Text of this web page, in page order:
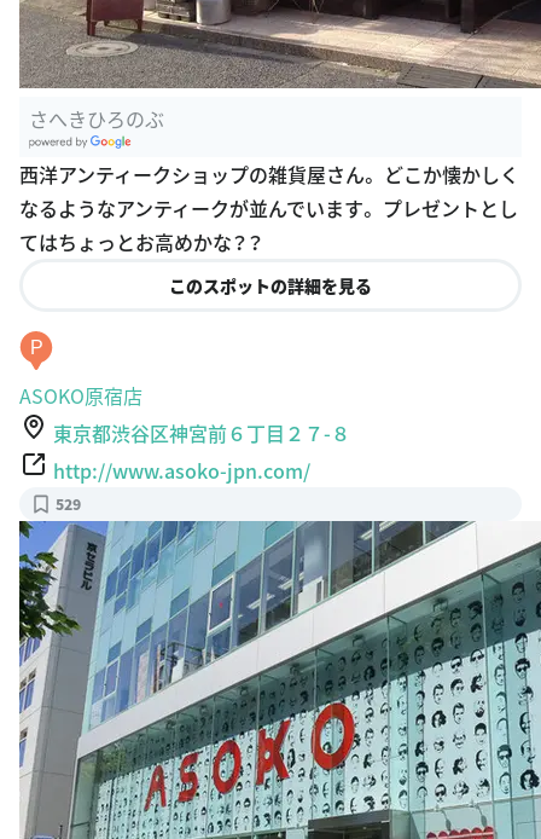
さへきひろのぶ
oogle Plac
es
西洋アンティークショップの雑貨屋さん。 どこか懐かしく
なるようなアンティークが並んでいます。 プレゼントとし
てはちょっとお高めかな？？
このスポットの詳細を見る
P
ASOKO原宿店
東京都渋谷区神宮前６丁目２７-８
http://www.asoko-jpn.com/
529